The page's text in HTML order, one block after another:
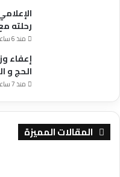
رحلته
منذ 6 ساعات
إعفاء
الحج و
منذ 7 ساعات
المقالات المميزة